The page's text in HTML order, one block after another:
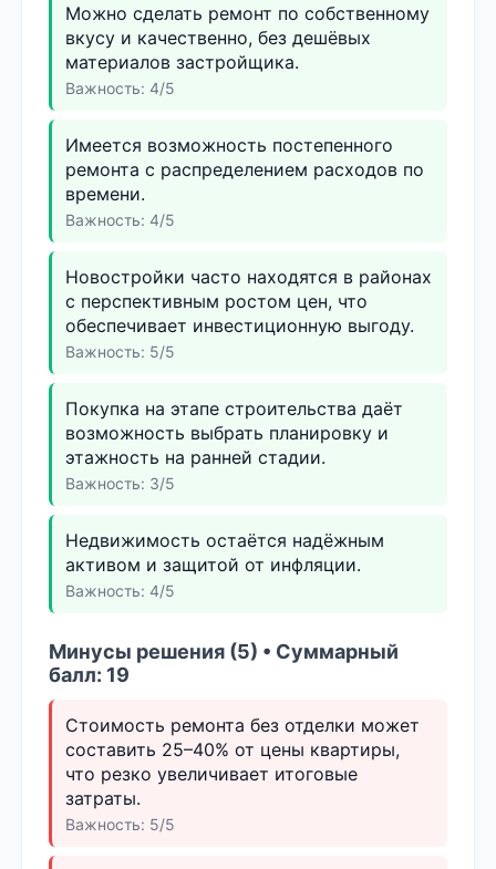
Можно сделать ремонт по собственному
вкусу и качественно, без дешёвых
материалов застройщика.
Важность: 4/5
Имеется возможность постепенного
ремонта с распределением расходов по
времени.
Важность: 4/5
Новостройки часто находятся в районах
с перспективным ростом цен, что
обеспечивает инвестиционную выгоду.
Важность: 5/5
Покупка на этапе строительства даёт
возможность выбрать планировку и
этажность на ранней стадии.
Важность: 3/5
Недвижимость остаётся надёжным
активом и защитой от инфляции.
Важность: 4/5
Минусы решения (5) • Суммарный
балл: 19
Стоимость ремонта без отделки может
составить 25–40% от цены квартиры,
что резко увеличивает итоговые
затраты.
Важность: 5/5